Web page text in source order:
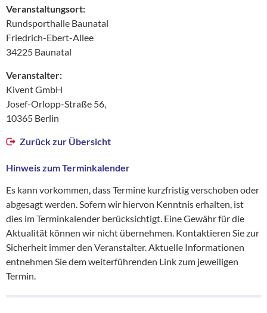
Veranstaltungsort:
Rundsporthalle Baunatal
Friedrich-Ebert-Allee
34225 Baunatal
Veranstalter:
Kivent GmbH
Josef-Orlopp-Straße 56,
10365 Berlin
Zurück zur Übersicht
Hinweis zum Terminkalender
Es kann vorkommen, dass Termine kurzfristig verschoben oder
abgesagt werden. Sofern wir hiervon Kenntnis erhalten, ist
dies im Terminkalender berücksichtigt. Eine Gewähr für die
Aktualität können wir nicht übernehmen. Kontaktieren Sie zur
Sicherheit immer den Veranstalter. Aktuelle Informationen
entnehmen Sie dem weiterführenden Link zum jeweiligen
Termin.